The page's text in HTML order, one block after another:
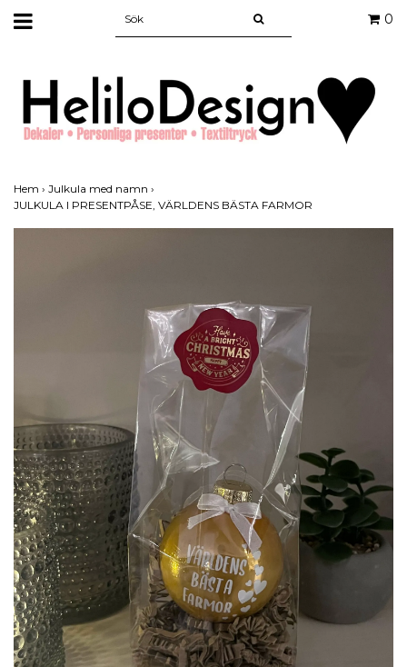
0
Hem › Julkula med namn ›
JULKULA I PRESENTPÅSE, VÄRLDENS BÄSTA FARMOR